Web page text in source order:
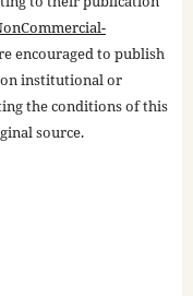
encouraged to publish
institutional or
the conditions of this
source.